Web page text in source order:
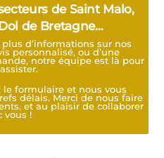
de Saint Malo,
de Bretagne…
d’informations sur nos
personnalisé, ou d’une
notre équipe est là pour
formulaire et nous vous
délais. Merci de nous faire
et au plaisir de collaborer
vous !